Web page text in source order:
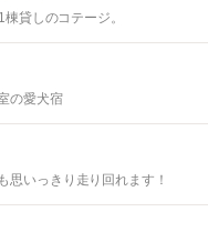
貸しのコテージ。
の愛犬宿
いっきり走り回れます！